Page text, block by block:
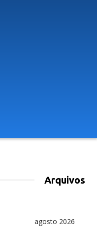
Arquivos
agosto 2026